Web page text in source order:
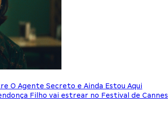
O Agente Secreto e Ainda Estou Aqui
Filho vai estrear no Festival de Cannes